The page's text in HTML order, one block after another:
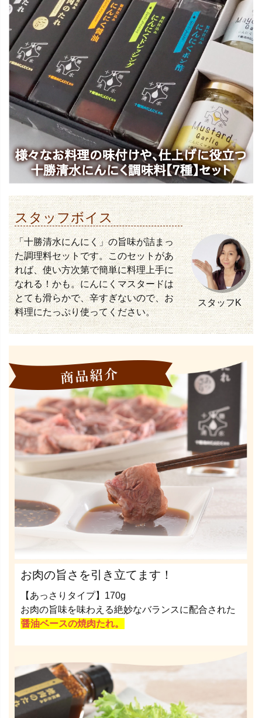
スタッフボイス
「十勝清水にんにく」の旨味が詰まっ
た調理料セットです。このセットがあ
れば、使い方次第で簡単に料理上手に
なれる！かも。にんにくマスタードは
とても滑らかで、辛すぎないので、お
料理にたっぷり使ってください。
スタッフK
お肉の旨さを引き立てます！
【あっさりタイプ】170g
お肉の旨味を味わえる絶妙なバランスに配合された
醤油ベースの焼肉たれ。